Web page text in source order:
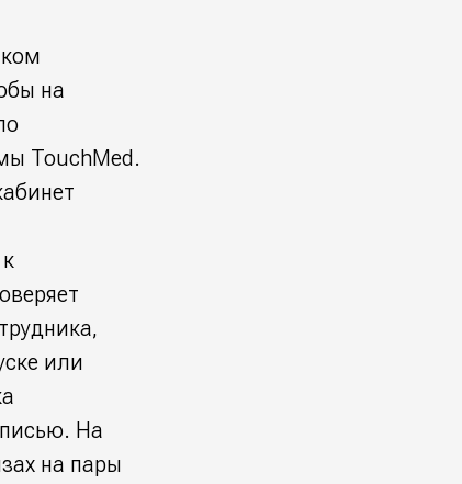
на
TouchMed.
или
На
на пары